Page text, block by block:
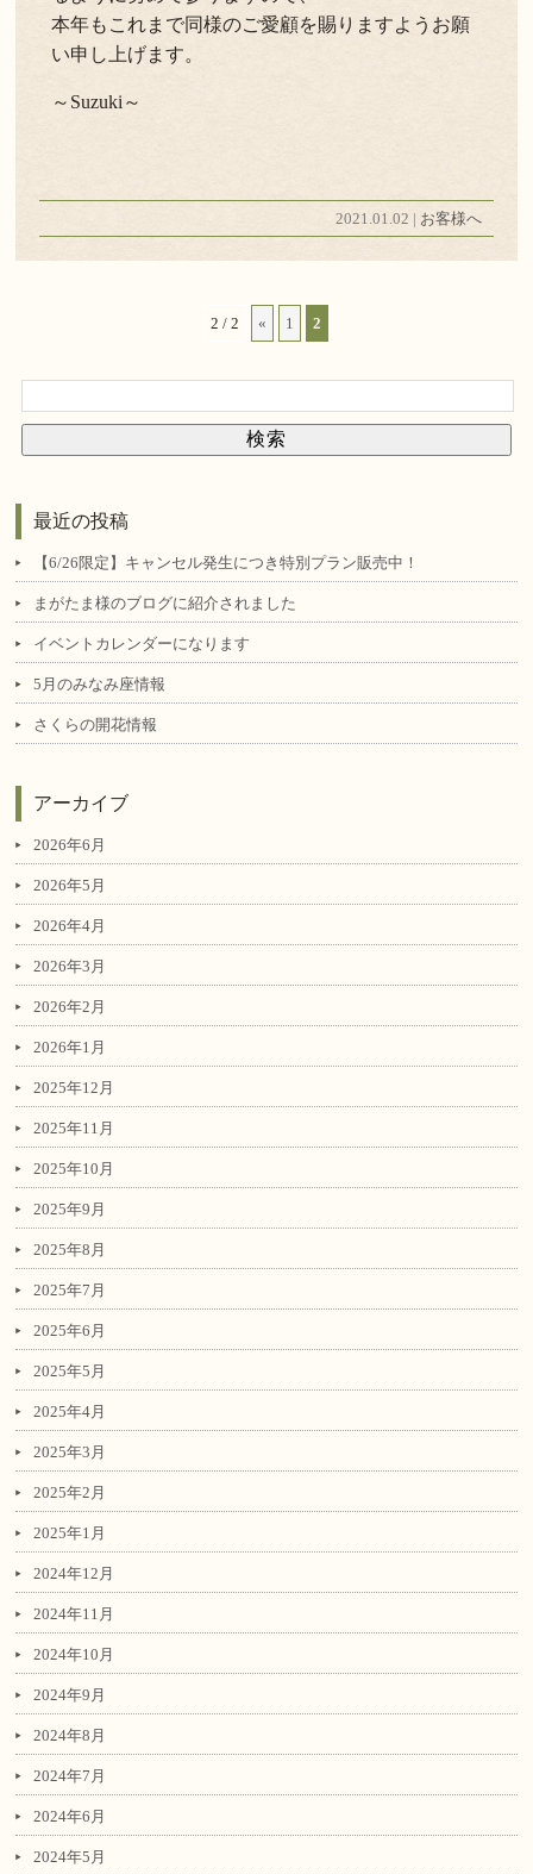
本年もこれまで同様のご愛顧を賜りますようお願
い申し上げます。
～Suzuki～
2021.01.02 | お客様へ
2 / 2 « 1 2
最近の投稿
【6/26限定】キャンセル発生につき特別プラン販売中！
まがたま様のブログに紹介されました
イベントカレンダーになります
5月のみなみ座情報
さくらの開花情報
アーカイブ
2026年6月
2026年5月
2026年4月
2026年3月
2026年2月
2026年1月
2025年12月
2025年11月
2025年10月
2025年9月
2025年8月
2025年7月
2025年6月
2025年5月
2025年4月
2025年3月
2025年2月
2025年1月
2024年12月
2024年11月
2024年10月
2024年9月
2024年8月
2024年7月
2024年6月
2024年5月